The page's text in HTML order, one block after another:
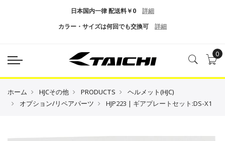
日本国内一律 配送料￥0 詳細
カラー・サイズは何回でも交換可 詳細
0
ホーム HJCその他 PRODUCTS
ヘルメット(HJC)
オプション/リペアパーツ
HJP223 | ギアプレートセット:DS-X1